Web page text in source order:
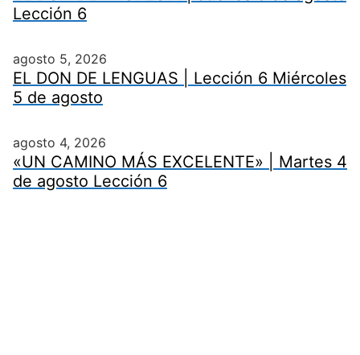
Lección 6
agosto 5, 2026
EL DON DE LENGUAS | Lección 6 Miércoles
5 de agosto
agosto 4, 2026
«UN CAMINO MÁS EXCELENTE» | Martes 4
de agosto Lección 6